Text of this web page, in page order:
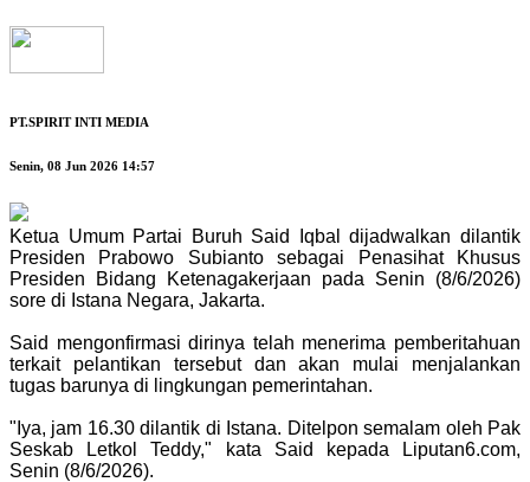
PT.SPIRIT INTI MEDIA
Senin, 08 Jun 2026 14:57
Ketua Umum Partai Buruh Said Iqbal dijadwalkan dilantik
Presiden Prabowo Subianto sebagai Penasihat Khusus
Presiden Bidang Ketenagakerjaan pada Senin (8/6/2026)
sore di Istana Negara, Jakarta.
Said mengonfirmasi dirinya telah menerima pemberitahuan
terkait pelantikan tersebut dan akan mulai menjalankan
tugas barunya di lingkungan pemerintahan.
"Iya, jam 16.30 dilantik di Istana. Ditelpon semalam oleh Pak
Seskab Letkol Teddy," kata Said kepada Liputan6.com,
Senin (8/6/2026).